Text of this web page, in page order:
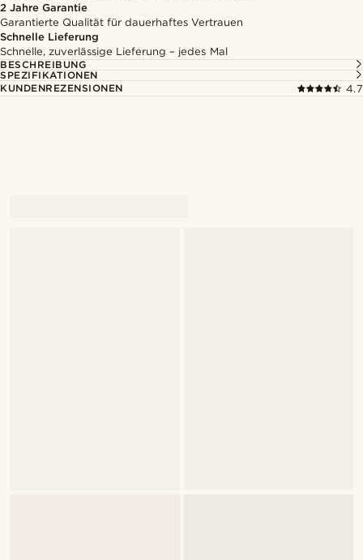
2 Jahre Garantie
Garantierte Qualität für dauerhaftes Vertrauen
Schnelle Lieferung
Schnelle, zuverlässige Lieferung – jedes Mal
BESCHREIBUNG
SPEZIFIKATIONEN
KUNDENREZENSIONEN
4.7